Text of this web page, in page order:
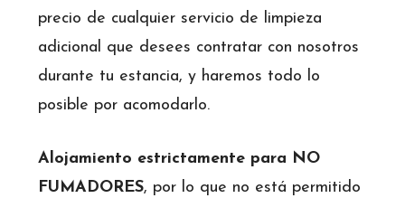
precio de cualquier servicio de limpieza
adicional que desees contratar con nosotros
durante tu estancia, y haremos todo lo
posible por acomodarlo.
Alojamiento estrictamente para NO
FUMADORES, por lo que no está permitido